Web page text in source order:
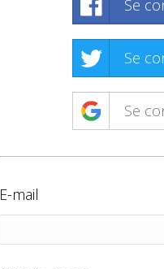
Se
Se
Se
E-mail